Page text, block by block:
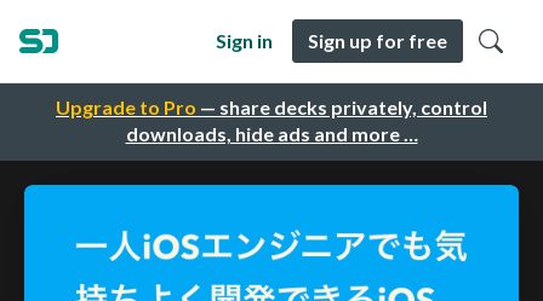
Upgrade to Pro — share decks privately, control
downloads, hide ads and more …
Sign in Sign up for free